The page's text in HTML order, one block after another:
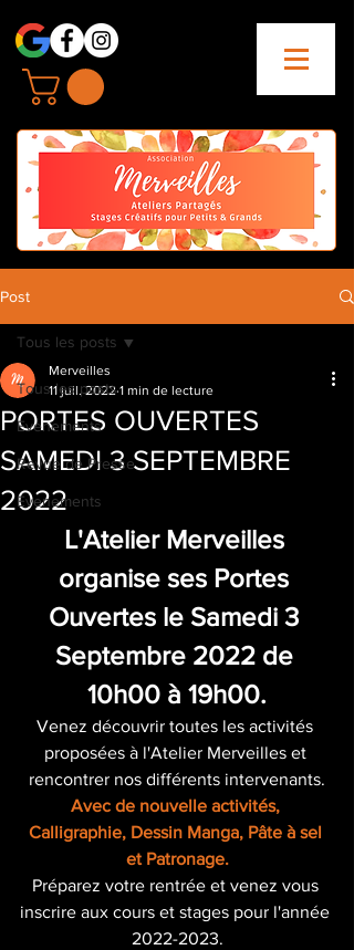
Post
Tous les posts
Evenements
Revue de Presse
Evenements
Tous les posts
PORTES OUVERTES
SAMEDI 3 SEPTEMBRE
2022
Merveilles
11 juil. 2022 1 min de lecture
L'Atelier Merveilles
organise ses Portes
Ouvertes le Samedi 3
Septembre 2022 de
10h00 à 19h00.
Venez découvrir toutes les activités
proposées à l'Atelier Merveilles et
rencontrer nos différents intervenants.
Avec de nouvelle activités,
Calligraphie, Dessin Manga, Pâte à sel
et Patronage.
Préparez votre rentrée et venez vous
inscrire aux cours et stages pour l'année
2022-2023.